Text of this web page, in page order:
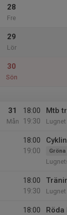
28
Fre
29
Lör
30
Sön
31
Mån
18:00
19:30
Mtb
Lugnet
18:00
19:00
Gröna
18:00
19:30
18:00